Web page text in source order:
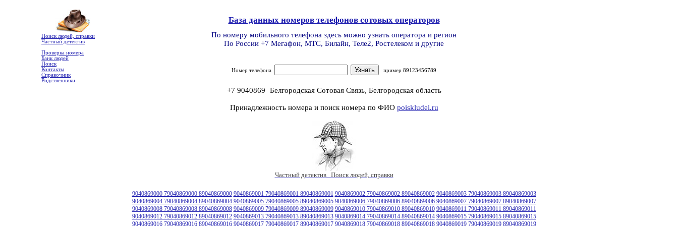
Поиск людей, справки
Частный детектив
Проверка номера
Банк людей
Поиск
Контакты
Справочник
Родственники
База данных номеров телефонов сотовых операторов
По номеру мобильного телефона здесь можно узнать оператора и регион
По России +7 Мегафон, МТС, Билайн, Теле2, Ростелеком и другие
Номер телефона пример 89123456789
+7 9040869 Белгородская Сотовая Связь, Белгородская область
Принадлежность номера и поиск номера по ФИО poiskludei.ru
Частный детектив Поиск людей, справки
9040869000 79040869000 89040869000 9040869001 79040869001 89040869001 9040869002 79040869002 89040869002 9040869003 79040869003 89040869003
9040869004 79040869004 89040869004 9040869005 79040869005 89040869005 9040869006 79040869006 89040869006 9040869007 79040869007 89040869007
9040869008 79040869008 89040869008 9040869009 79040869009 89040869009 9040869010 79040869010 89040869010 9040869011 79040869011 89040869011
9040869012 79040869012 89040869012 9040869013 79040869013 89040869013 9040869014 79040869014 89040869014 9040869015 79040869015 89040869015
9040869016 79040869016 89040869016 9040869017 79040869017 89040869017 9040869018 79040869018 89040869018 9040869019 79040869019 89040869019